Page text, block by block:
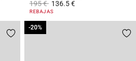
Price reduced from
195 €to136.5 €
3,9 out of 5 Customer Rating
REBAJAS
-20%
-20%